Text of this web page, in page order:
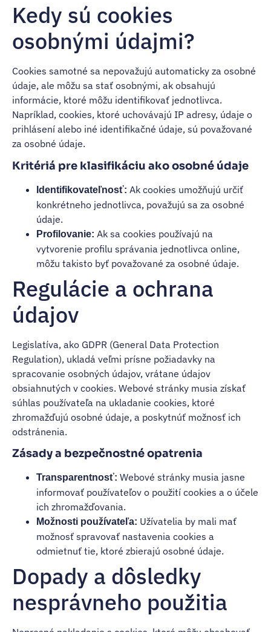
Kedy sú cookies
osobnými údajmi?
Cookies samotné sa nepovažujú automaticky za osobné
údaje, ale môžu sa stať osobnými, ak obsahujú
informácie, ktoré môžu identifikovať jednotlivca.
Napríklad, cookies, ktoré uchovávajú IP adresy, údaje o
prihlásení alebo iné identifikačné údaje, sú považované
za osobné údaje.
Kritériá pre klasifikáciu ako osobné údaje
Identifikovateľnosť: Ak cookies umožňujú určiť
konkrétneho jednotlivca, považujú sa za osobné
údaje.
Profilovanie: Ak sa cookies používajú na
vytvorenie profilu správania jednotlivca online,
môžu takisto byť považované za osobné údaje.
Regulácie a ochrana
údajov
Legislatíva, ako GDPR (General Data Protection
Regulation), ukladá veľmi prísne požiadavky na
spracovanie osobných údajov, vrátane údajov
obsiahnutých v cookies. Webové stránky musia získať
súhlas používateľa na ukladanie cookies, ktoré
zhromažďujú osobné údaje, a poskytnúť možnosť ich
odstránenia.
Zásady a bezpečnostné opatrenia
Transparentnosť: Webové stránky musia jasne
informovať používateľov o použití cookies a o účele
ich zhromažďovania.
Možnosti používateľa: Užívatelia by mali mať
možnosť spravovať nastavenia cookies a
odmietnuť tie, ktoré zbierajú osobné údaje.
Dopady a dôsledky
nesprávneho použitia